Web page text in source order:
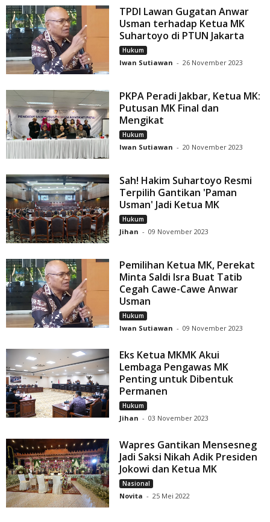
TPDI Lawan Gugatan Anwar
Usman terhadap Ketua MK
Suhartoyo di PTUN Jakarta
Hukum
Iwan Sutiawan - 26 November 2023
PKPA Peradi Jakbar, Ketua MK:
Putusan MK Final dan
Mengikat
Hukum
Iwan Sutiawan - 20 November 2023
Sah! Hakim Suhartoyo Resmi
Terpilih Gantikan 'Paman
Usman' Jadi Ketua MK
Hukum
Jihan - 09 November 2023
Pemilihan Ketua MK, Perekat
Minta Saldi Isra Buat Tatib
Cegah Cawe-Cawe Anwar
Usman
Hukum
Iwan Sutiawan - 09 November 2023
Eks Ketua MKMK Akui
Lembaga Pengawas MK
Penting untuk Dibentuk
Permanen
Hukum
Jihan - 03 November 2023
Wapres Gantikan Mensesneg
Jadi Saksi Nikah Adik Presiden
Jokowi dan Ketua MK
Nasional
Novita - 25 Mei 2022